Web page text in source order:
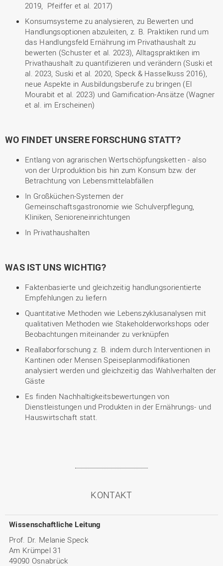
2019, Pfeiffer et al. 2017)
Konsumsysteme zu analysieren, zu Bewerten und
Handlungsoptionen abzuleiten, z. B. Praktiken rund um
das Handlungsfeld Ernährung im Privathaushalt zu
bewerten (Schuster et al. 2023), Alltagspraktiken im
Privathaushalt zu quantifizieren und verändern (Suski et
al. 2023, Suski et al. 2020, Speck & Hasselkuss 2016),
neue Aspekte in Ausbildungsberufe zu bringen (El
Mourabit et al. 2023) und Gamification-Ansätze (Wagner
et al. im Erscheinen)
WO FINDET UNSERE FORSCHUNG STATT?
Entlang von agrarischen Wertschöpfungsketten - also
von der Urproduktion bis hin zum Konsum bzw. der
Betrachtung von Lebensmittelabfällen
In Großküchen-Systemen der
Gemeinschaftsgastronomie wie Schulverpflegung,
Kliniken, Senioreneinrichtungen
In Privathaushalten
WAS IST UNS WICHTIG?
Faktenbasierte und gleichzeitig handlungsorientierte
Empfehlungen zu liefern
Quantitative Methoden wie Lebenszyklusanalysen mit
qualitativen Methoden wie Stakeholderworkshops oder
Beobachtungen miteinander zu verknüpfen
Reallaborforschung z. B. indem durch Interventionen in
Kantinen oder Mensen Speiseplanmodifikationen
analysiert werden und gleichzeitig das Wahlverhalten der
Gäste
Es finden Nachhaltigkeitsbewertungen von
Dienstleistungen und Produkten in der Ernährungs- und
Hauswirtschaft statt.
KONTAKT
Wissenschaftliche Leitung
Prof. Dr. Melanie Speck
Am Krümpel 31
49090 Osnabrück